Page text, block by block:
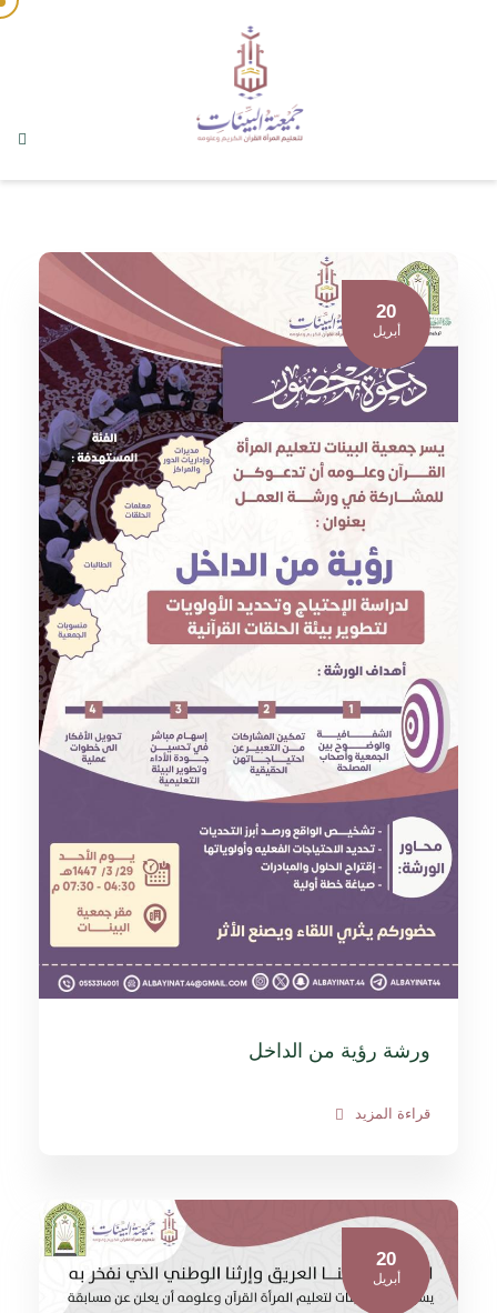
20
أبريل
ورشة رؤية من الداخل
قراءة المزيد
20
أبريل